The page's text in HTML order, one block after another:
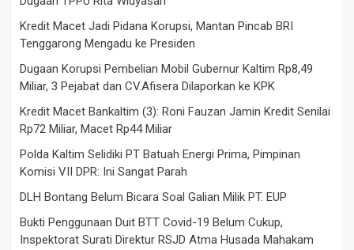
Kredit Macet Jadi Pidana Korupsi, Mantan Pincab BRI
Tenggarong Mengadu ke Presiden
Dugaan Korupsi Pembelian Mobil Gubernur Kaltim Rp8,49
Miliar, 3 Pejabat dan CV.Afisera Dilaporkan ke KPK
Kredit Macet Bankaltim (3): Roni Fauzan Jamin Kredit Senilai
Rp72 Miliar, Macet Rp44 Miliar
Polda Kaltim Selidiki PT Batuah Energi Prima, Pimpinan
Komisi VII DPR: Ini Sangat Parah
DLH Bontang Belum Bicara Soal Galian Milik PT. EUP
Bukti Penggunaan Duit BTT Covid-19 Belum Cukup,
Inspektorat Surati Direktur RSJD Atma Husada Mahakam